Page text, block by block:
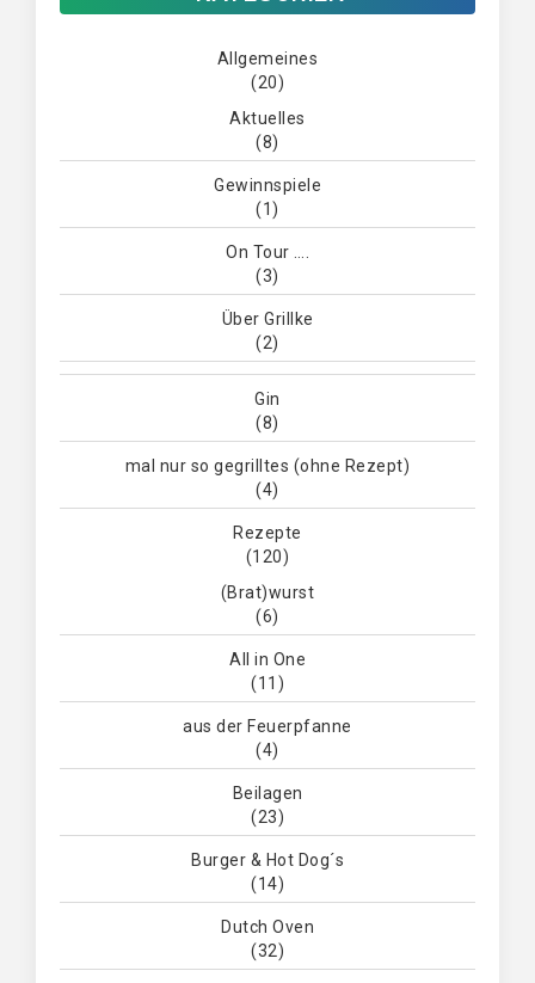
Allgemeines
(20)
Aktuelles
(8)
Gewinnspiele
(1)
On Tour ….
(3)
Über Grillke
(2)
Gin
(8)
mal nur so gegrilltes (ohne Rezept)
(4)
Rezepte
(120)
(Brat)wurst
(6)
All in One
(11)
aus der Feuerpfanne
(4)
Beilagen
(23)
Burger & Hot Dog´s
(14)
Dutch Oven
(32)